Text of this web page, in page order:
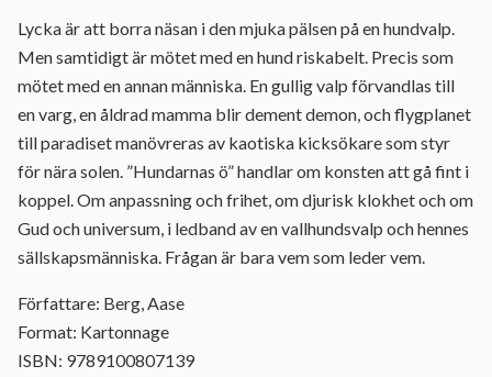
Lycka är att borra näsan i den mjuka pälsen på en hundvalp.
Men samtidigt är mötet med en hund riskabelt. Precis som
mötet med en annan människa. En gullig valp förvandlas till
en varg, en åldrad mamma blir dement demon, och flygplanet
till paradiset manövreras av kaotiska kicksökare som styr
för nära solen. ”Hundarnas ö” handlar om konsten att gå fint i
koppel. Om anpassning och frihet, om djurisk klokhet och om
Gud och universum, i ledband av en vallhundsvalp och hennes
sällskapsmänniska. Frågan är bara vem som leder vem.
Författare: Berg, Aase
Format: Kartonnage
ISBN: 9789100807139